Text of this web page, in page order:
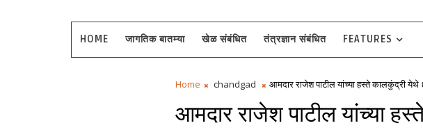
HOME जागतिक बातम्या खेळ संबंधित तंत्रज्ञान संबंधित FEATURES
Home chandgad आमदार राजेश पाटील यांच्या हस्ते कालकुंद्री येथे
आमदार राजेश पाटील यांच्या